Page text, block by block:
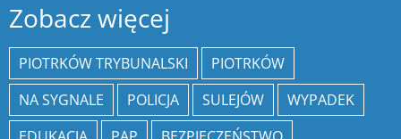
Zobacz więcej
PIOTRKÓW TRYBUNALSKI
PIOTRKÓW
NA SYGNALE
POLICJA SULEJÓW
WYPADEK